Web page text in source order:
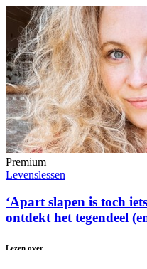
Premium
Levenslessen
‘Apart slapen is toch
ontdekt het tegendeel
Lezen over